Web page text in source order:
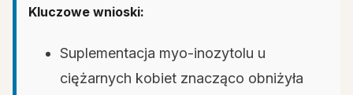
Kluczowe wnioski:
Suplementacja myo-inozytolu u
ciężarnych kobiet znacząco obniżyła